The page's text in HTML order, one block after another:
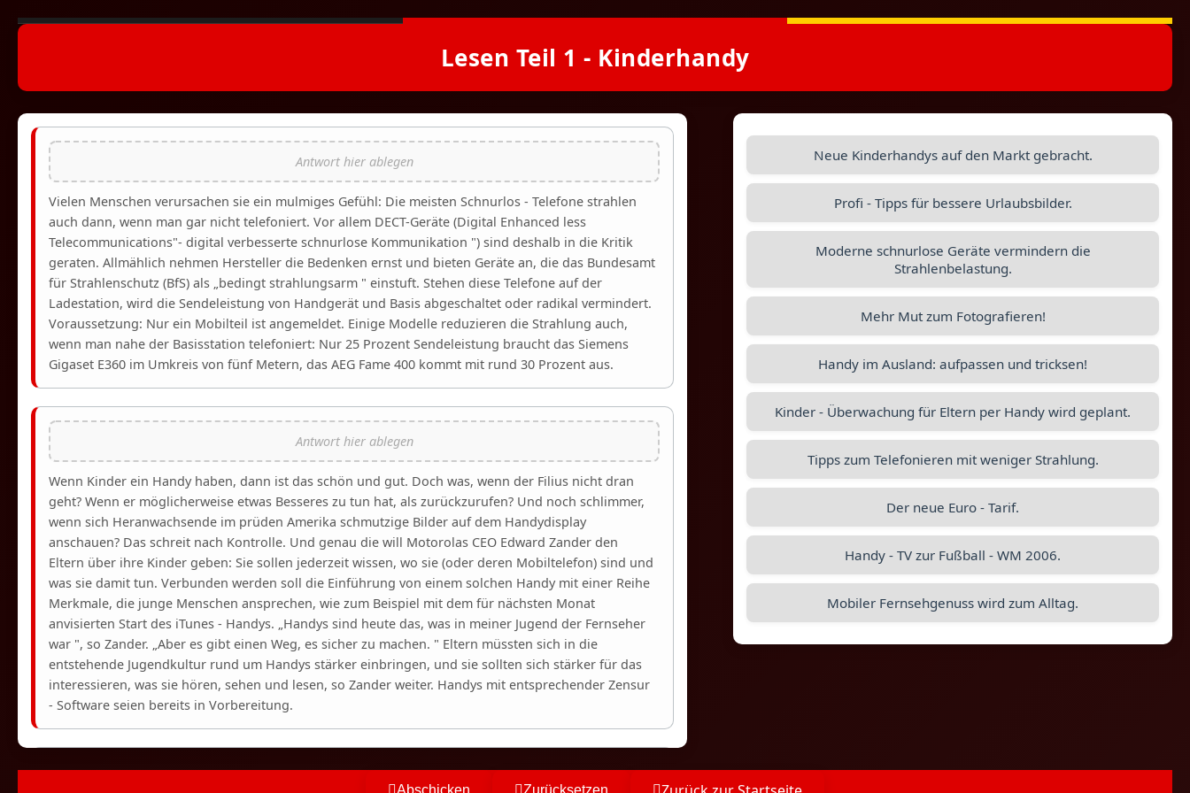
Lesen Teil 1 - Kinderhandy
Vielen Menschen verursachen sie ein mulmiges Gefühl: Die meisten Schnurlos - Telefone strahlen
auch dann, wenn man gar nicht telefoniert. Vor allem DECT-Geräte (Digital Enhanced less
Telecommunications"- digital verbesserte schnurlose Kommunikation ") sind deshalb in die Kritik
geraten. Allmählich nehmen Hersteller die Bedenken ernst und bieten Geräte an, die das Bundesamt
für Strahlenschutz (BfS) als „bedingt strahlungsarm " einstuft. Stehen diese Telefone auf der
Ladestation, wird die Sendeleistung von Handgerät und Basis abgeschaltet oder radikal vermindert.
Voraussetzung: Nur ein Mobilteil ist angemeldet. Einige Modelle reduzieren die Strahlung auch,
wenn man nahe der Basisstation telefoniert: Nur 25 Prozent Sendeleistung braucht das Siemens
Gigaset E360 im Umkreis von fünf Metern, das AEG Fame 400 kommt mit rund 30 Prozent aus.
Wenn Kinder ein Handy haben, dann ist das schön und gut. Doch was, wenn der Filius nicht dran
geht? Wenn er möglicherweise etwas Besseres zu tun hat, als zurückzurufen? Und noch schlimmer,
wenn sich Heranwachsende im prüden Amerika schmutzige Bilder auf dem Handydisplay
anschauen? Das schreit nach Kontrolle. Und genau die will Motorolas CEO Edward Zander den
Eltern über ihre Kinder geben: Sie sollen jederzeit wissen, wo sie (oder deren Mobiltelefon) sind und
was sie damit tun. Verbunden werden soll die Einführung von einem solchen Handy mit einer Reihe
Merkmale, die junge Menschen ansprechen, wie zum Beispiel mit dem für nächsten Monat
anvisierten Start des iTunes - Handys. „Handys sind heute das, was in meiner Jugend der Fernseher
war ", so Zander. „Aber es gibt einen Weg, es sicher zu machen. " Eltern müssten sich in die
entstehende Jugendkultur rund um Handys stärker einbringen, und sie sollten sich stärker für das
interessieren, was sie hören, sehen und lesen, so Zander weiter. Handys mit entsprechender Zensur
- Software seien bereits in Vorbereitung.
Neue Kinderhandys auf den Markt gebracht.
Profi - Tipps für bessere Urlaubsbilder.
Moderne schnurlose Geräte vermindern die
Strahlenbelastung.
Mehr Mut zum Fotografieren!
Handy im Ausland: aufpassen und tricksen!
Kinder - Überwachung für Eltern per Handy wird geplant.
Tipps zum Telefonieren mit weniger Strahlung.
Der neue Euro - Tarif.
Handy - TV zur Fußball - WM 2006.
Mobiler Fernsehgenuss wird zum Alltag.
Abschicken Zurücksetzen